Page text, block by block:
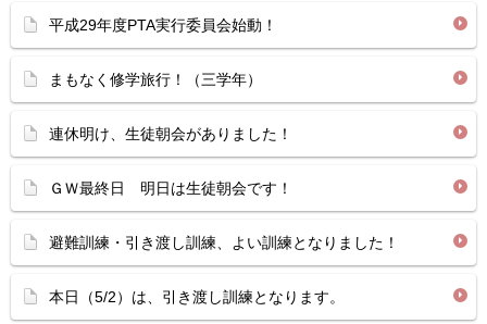
平成29年度PTA実行委員会始動！
まもなく修学旅行！（三学年）
連休明け、生徒朝会がありました！
ＧＷ最終日 明日は生徒朝会です！
避難訓練・引き渡し訓練、よい訓練となりました！
本日（5/2）は、引き渡し訓練となります。